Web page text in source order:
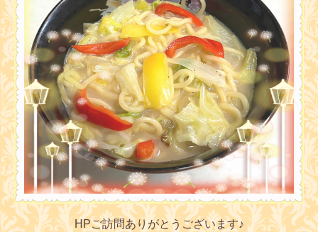
HPご訪問ありがとうございます♪